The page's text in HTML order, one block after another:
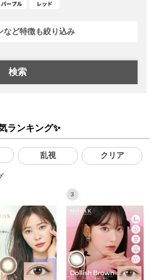
など特徴も絞り込み
検索
ランキング✨
乱視 クリア
3